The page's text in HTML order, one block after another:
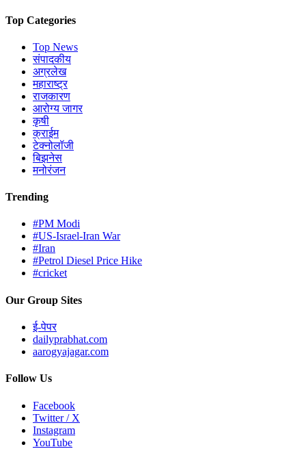
Top Categories
Top News
संपादकीय
अग्रलेख
महाराष्ट्र
राजकारण
आरोग्य जागर
कृषी
क्राईम
टेक्नोलॉजी
बिझनेस
मनोरंजन
Trending
#PM Modi
#US-Israel-Iran War
#Iran
#Petrol Diesel Price Hike
#cricket
Our Group Sites
ई-पेपर
dailyprabhat.com
aarogyajagar.com
Follow Us
Facebook
Twitter / X
Instagram
YouTube